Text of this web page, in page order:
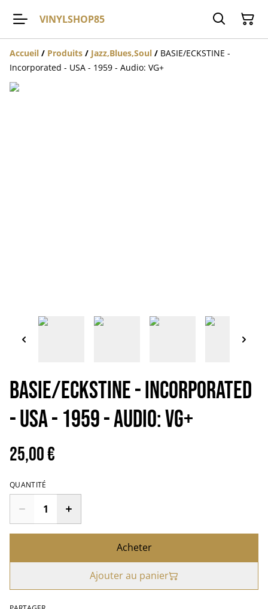
VINYLSHOP85
Accueil / Produits / Jazz,Blues,Soul / BASIE/ECKSTINE -
Incorporated - USA - 1959 - Audio: VG+
BASIE/ECKSTINE - Incorporated
- USA - 1959 - Audio: VG+
25,00 €
QUANTITÉ
Acheter
Ajouter au panier